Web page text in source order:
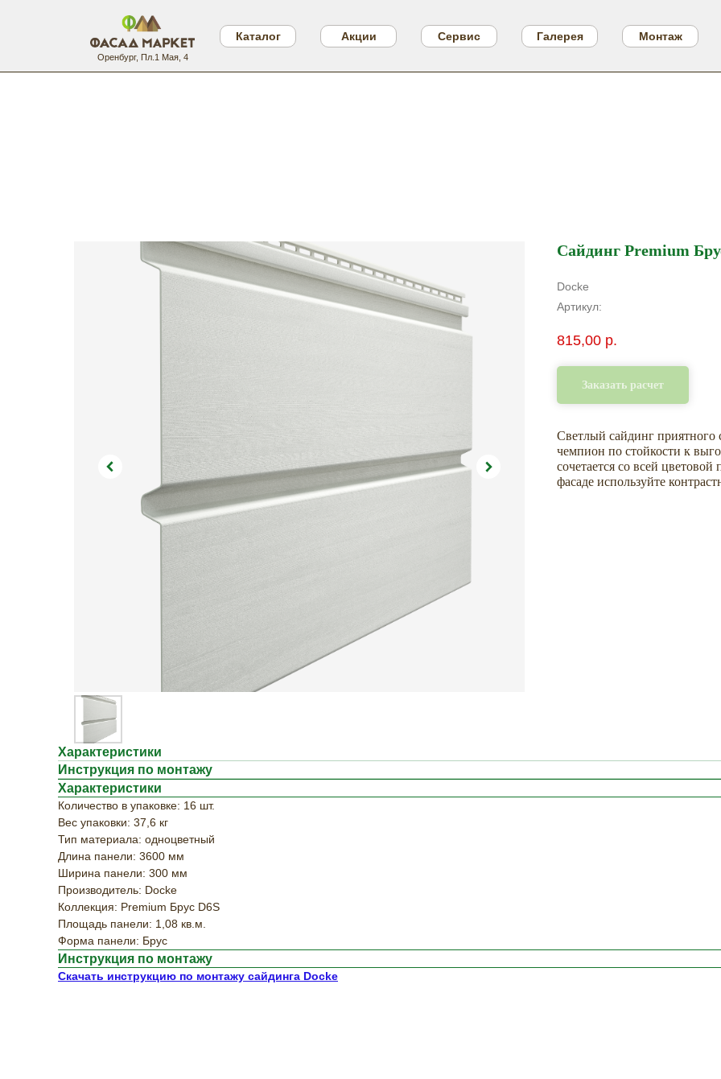
Галерея
Каталог Акции Монтаж
Сервис
Оренбург, Пл.1 Мая, 4
Сайдинг Premium
Docke
Артикул:
815,00 р.
Заказать расчет
Светлый сайдинг
чемпион по стойкости к
сочетается со всей
фасаде используйте
Характеристики
Инструкция по монтажу
Характеристики
Количество в упаковке: 16 шт.
Вес упаковки: 37,6 кг
Тип материала: одноцветный
Длина панели: 3600 мм
Ширина панели: 300 мм
Производитель: Docke
Коллекция: Premium Брус D6S
Площадь панели: 1,08 кв.м.
Форма панели: Брус
Инструкция по монтажу
Скачать инструкцию по монтажу сайдинга Docke